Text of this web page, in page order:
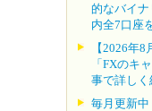
的なバイ
内全7口座
【2026年
「FXのキ
事で詳しく
毎月更新